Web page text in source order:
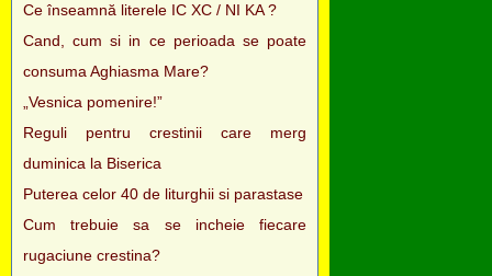
Ce înseamnă literele IC XC / NI KA ?
Cand, cum si in ce perioada se poate
consuma Aghiasma Mare?
„Vesnica pomenire!”
Reguli pentru crestinii care merg
duminica la Biserica
Puterea celor 40 de liturghii si parastase
Cum trebuie sa se incheie fiecare
rugaciune crestina?